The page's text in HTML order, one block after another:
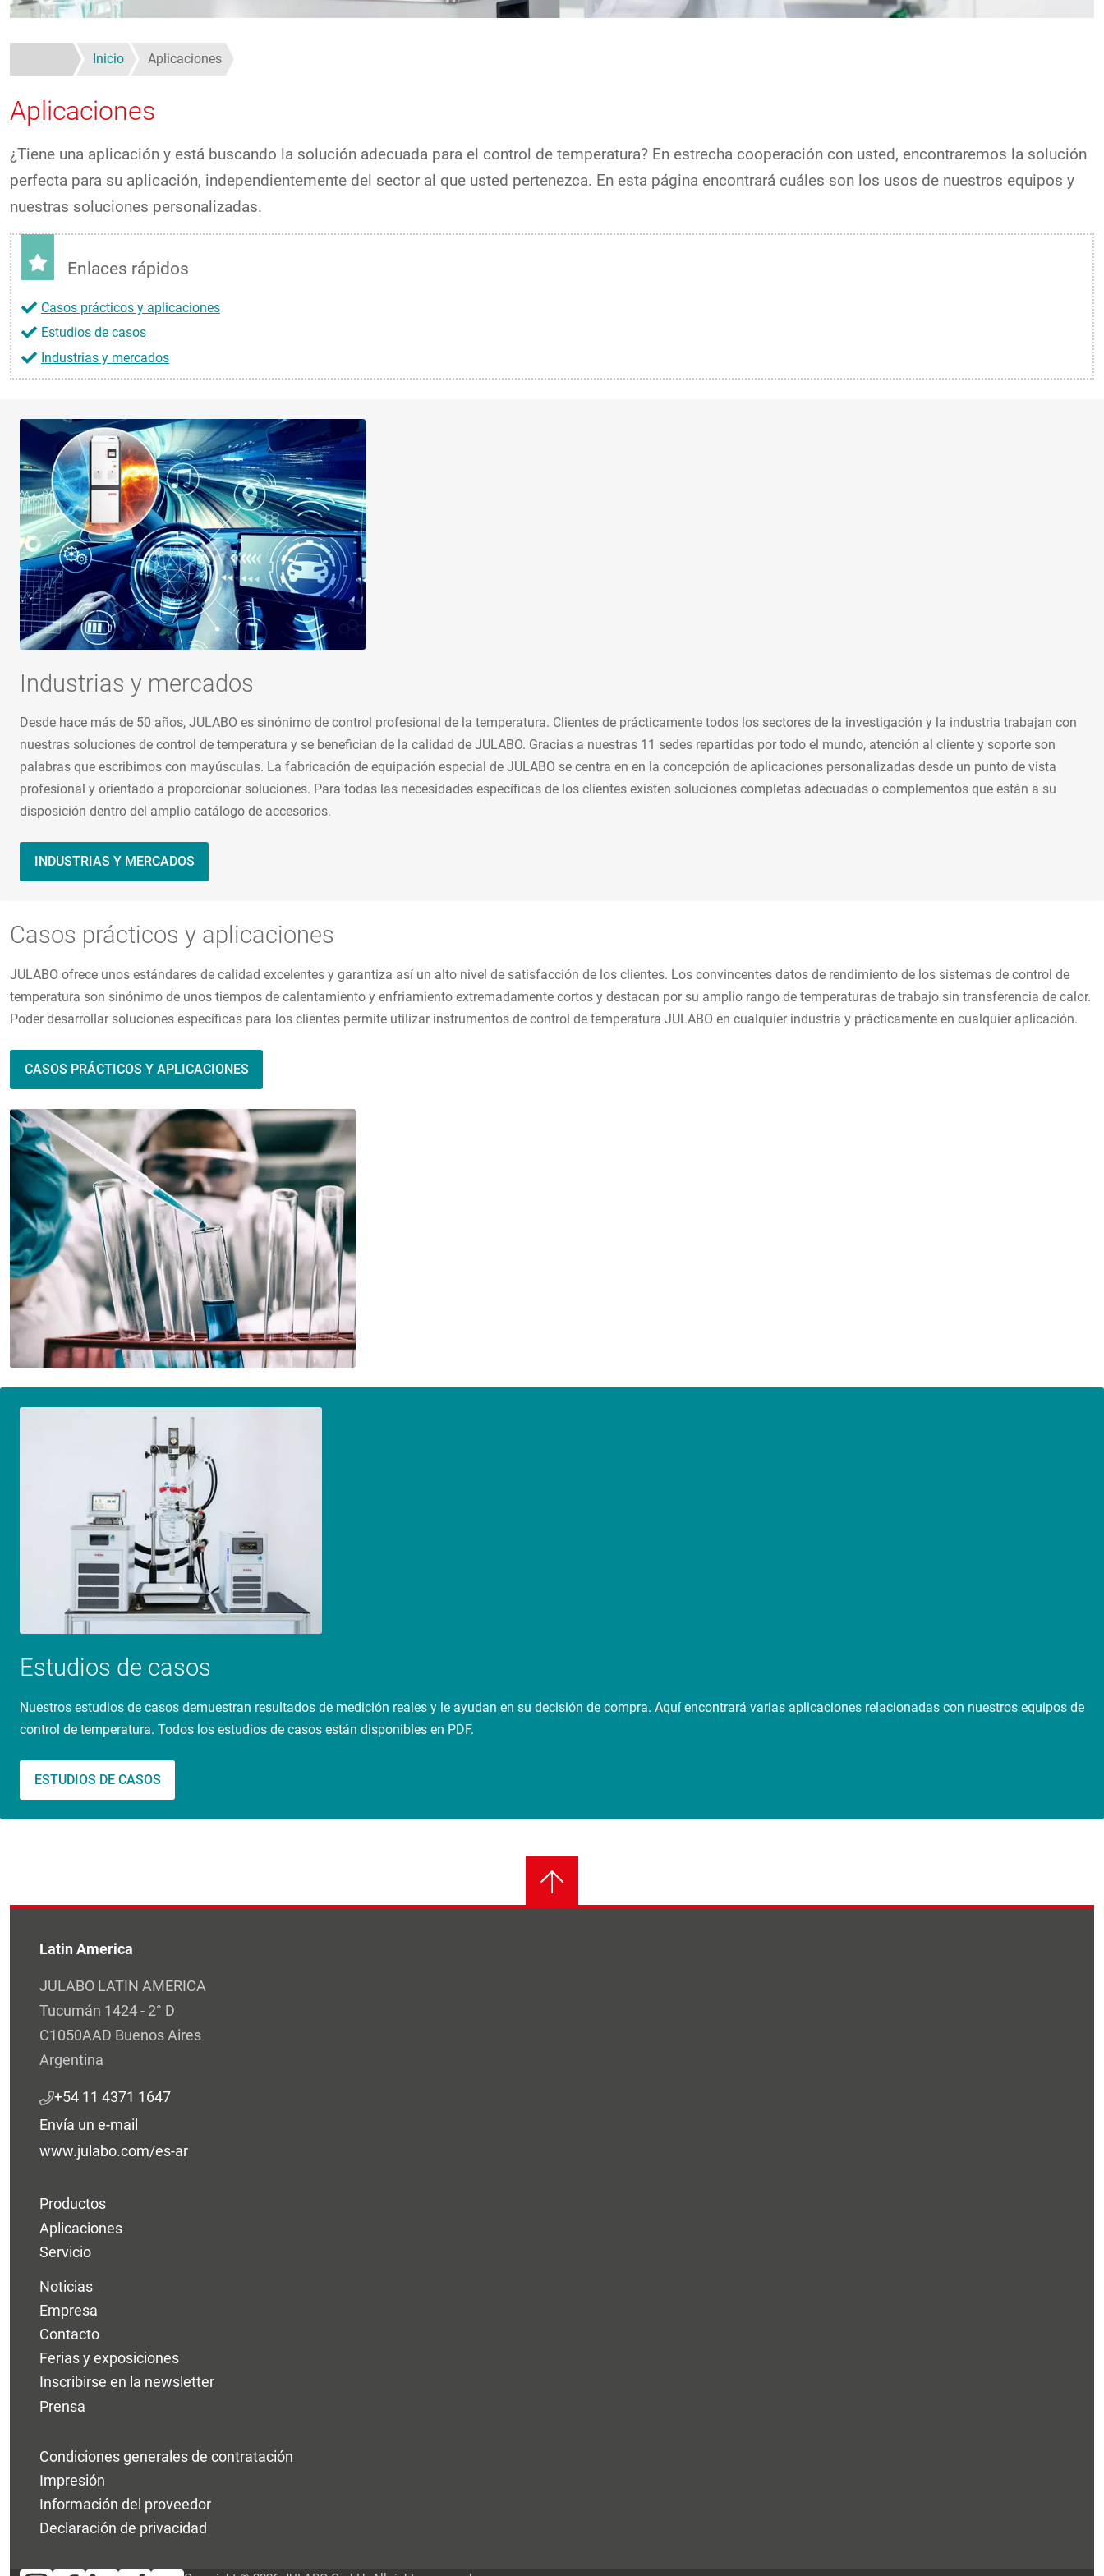
Inicio Aplicaciones
Aplicaciones
¿Tiene una aplicación y está buscando la solución adecuada para el control de temperatura? En estrecha cooperación con usted, encontraremos la solución
perfecta para su aplicación, independientemente del sector al que usted pertenezca. En esta página encontrará cuáles son los usos de nuestros equipos y
nuestras soluciones personalizadas.
Enlaces rápidos
Casos prácticos y aplicaciones
Estudios de casos
Industrias y mercados
Industrias y mercados
Desde hace más de 50 años, JULABO es sinónimo de control profesional de la temperatura. Clientes de prácticamente todos los sectores de la investigación y la industria trabajan con
nuestras soluciones de control de temperatura y se benefician de la calidad de JULABO. Gracias a nuestras 11 sedes repartidas por todo el mundo, atención al cliente y soporte son
palabras que escribimos con mayúsculas. La fabricación de equipación especial de JULABO se centra en en la concepción de aplicaciones personalizadas desde un punto de vista
profesional y orientado a proporcionar soluciones. Para todas las necesidades específicas de los clientes existen soluciones completas adecuadas o complementos que están a su
disposición dentro del amplio catálogo de accesorios.
INDUSTRIAS Y MERCADOS
Casos prácticos y aplicaciones
JULABO ofrece unos estándares de calidad excelentes y garantiza así un alto nivel de satisfacción de los clientes. Los convincentes datos de rendimiento de los sistemas de control de
temperatura son sinónimo de unos tiempos de calentamiento y enfriamiento extremadamente cortos y destacan por su amplio rango de temperaturas de trabajo sin transferencia de calor.
Poder desarrollar soluciones específicas para los clientes permite utilizar instrumentos de control de temperatura JULABO en cualquier industria y prácticamente en cualquier aplicación.
CASOS PRÁCTICOS Y APLICACIONES
Estudios de casos
Nuestros estudios de casos demuestran resultados de medición reales y le ayudan en su decisión de compra. Aquí encontrará varias aplicaciones relacionadas con nuestros equipos de
control de temperatura. Todos los estudios de casos están disponibles en PDF.
ESTUDIOS DE CASOS
Latin America
JULABO LATIN AMERICA
Tucumán 1424 - 2° D
C1050AAD Buenos Aires
Argentina
+54 11 4371 1647
Envía un e-mail
www.julabo.com/es-ar
Productos
Aplicaciones
Servicio
Noticias
Empresa
Contacto
Ferias y exposiciones
Inscribirse en la newsletter
Prensa
Condiciones generales de contratación
Impresión
Información del proveedor
Declaración de privacidad